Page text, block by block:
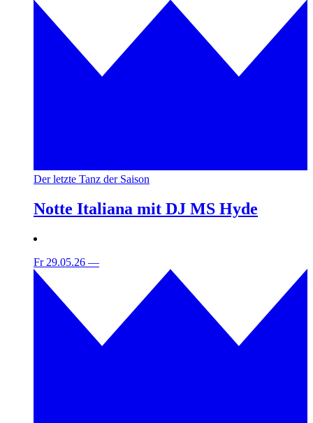
Der letzte Tanz der Saison
Notte Italiana mit DJ MS Hyde
Fr 29.05.26 —